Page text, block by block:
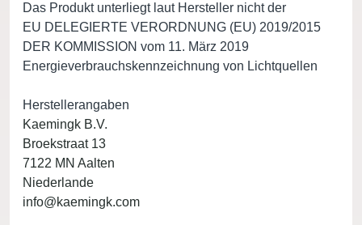
Das Produkt unterliegt laut Hersteller nicht der
EU DELEGIERTE VERORDNUNG (EU) 2019/2015
DER KOMMISSION vom 11. März 2019
Energieverbrauchskennzeichnung von Lichtquellen
Herstellerangaben
Kaemingk B.V.
Broekstraat 13
7122 MN Aalten
Niederlande
info@kaemingk.com